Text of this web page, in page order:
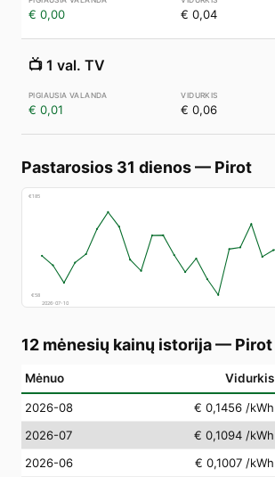
€ 0,00 € 0,04
📺 1 val. TV
€ 0,01 € 0,06
Pastarosios 31 dienos— Pirot
€185
€58
2026-07-10
12 mėnesių kainų istorija— Pirot
Mėnuo Vidurkis
2026-08 € 0,1456 /kWh
2026-07
€ 0,1094 /kWh
2026-06
€ 0,1007 /kWh